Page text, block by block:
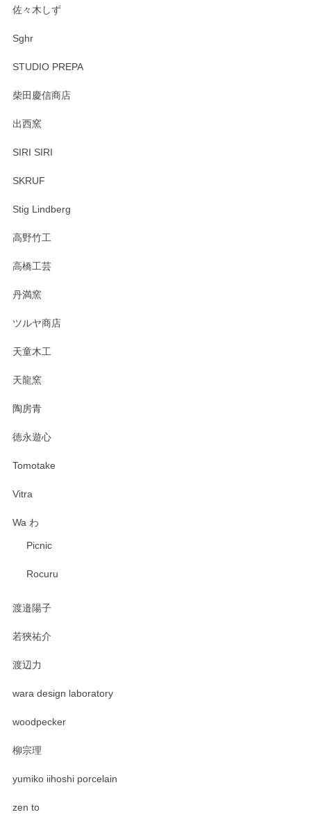
佐々木しず
Sghr
STUDIO PREPA
柴田慶信商店
出西窯
SIRI SIRI
SKRUF
Stig Lindberg
高野竹工
高橋工芸
丹満窯
ツルヤ商店
天童木工
天龍窯
陶房青
徳永遊心
Tomotake
Vitra
Wa わ
Picnic
Rocuru
渡邉陽子
若狹祐介
渡辺力
wara design laboratory
woodpecker
柳宗理
yumiko iihoshi porcelain
zen to